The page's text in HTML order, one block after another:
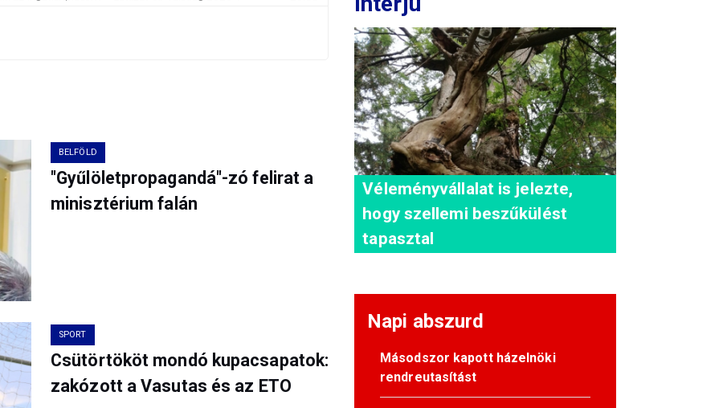
BELFÖLD
"Gyűlöletpropagandá"-zó felirat a
minisztérium falán
SPORT
Csütörtököt mondó kupacsapatok:
zakózott a Vasutas és az ETO
Véleményvállalat is jelezte,
hogy szellemi beszűkülést
tapasztal
Napi abszurd
Másodszor kapott házelnöki
rendreutasítást